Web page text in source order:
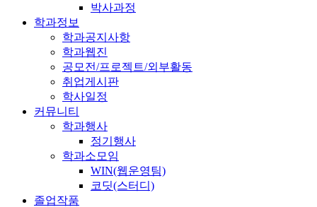
박사과정
학과정보
학과공지사항
학과웹진
공모전/프로젝트/외부활동
취업게시판
학사일정
커뮤니티
학과행사
정기행사
학과소모임
WIN(웹운영팀)
코딧(스터디)
졸업작품